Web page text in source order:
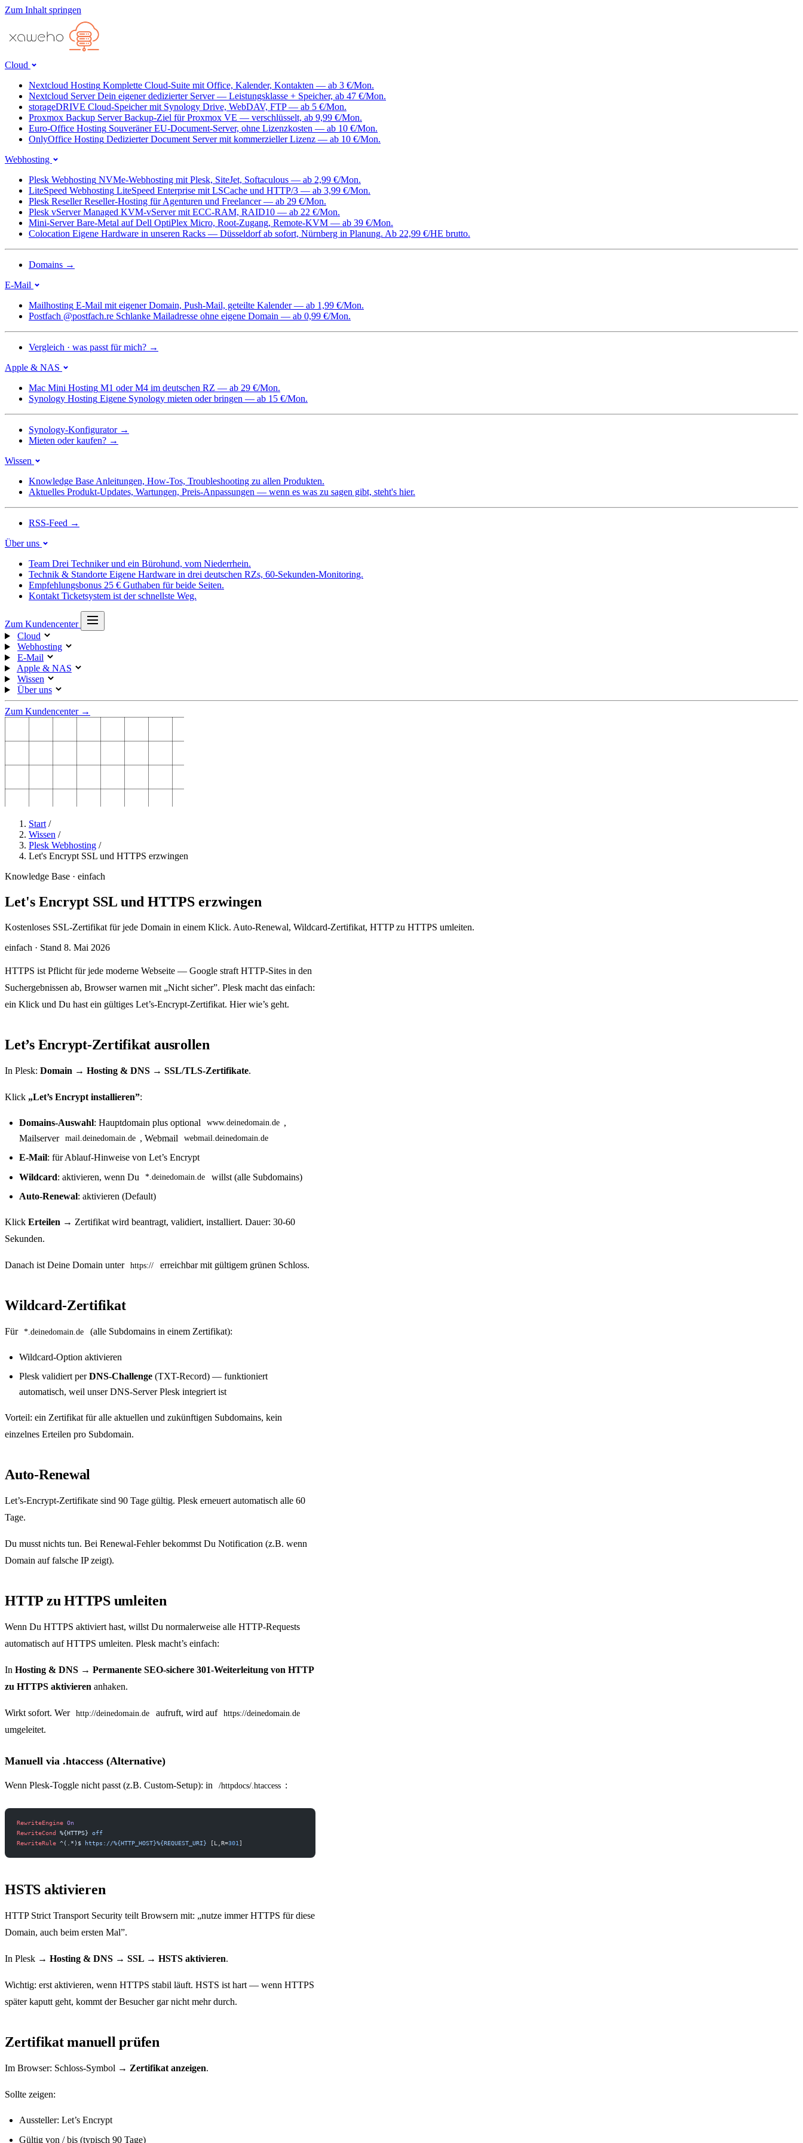
Zum Inhalt springen
Cloud
Nextcloud Hosting Komplette Cloud-Suite mit Office, Kalender, Kontakten — ab 3 €/Mon.
Nextcloud Server Dein eigener dedizierter Server — Leistungsklasse + Speicher, ab 47 €/Mon.
storageDRIVE Cloud-Speicher mit Synology Drive, WebDAV, FTP — ab 5 €/Mon.
Proxmox Backup Server Backup-Ziel für Proxmox VE — verschlüsselt, ab 9,99 €/Mon.
Euro-Office Hosting Souveräner EU-Document-Server, ohne Lizenzkosten — ab 10 €/Mon.
OnlyOffice Hosting Dedizierter Document Server mit kommerzieller Lizenz — ab 10 €/Mon.
Webhosting
Plesk Webhosting NVMe-Webhosting mit Plesk, SiteJet, Softaculous — ab 2,99 €/Mon.
LiteSpeed Webhosting LiteSpeed Enterprise mit LSCache und HTTP/3 — ab 3,99 €/Mon.
Plesk Reseller Reseller-Hosting für Agenturen und Freelancer — ab 29 €/Mon.
Plesk vServer Managed KVM-vServer mit ECC-RAM, RAID10 — ab 22 €/Mon.
Mini-Server Bare-Metal auf Dell OptiPlex Micro, Root-Zugang, Remote-KVM — ab 39 €/Mon.
Colocation Eigene Hardware in unseren Racks — Düsseldorf ab sofort, Nürnberg in Planung. Ab 22,99 €/HE brutto.
Domains →
E-Mail
Mailhosting E-Mail mit eigener Domain, Push-Mail, geteilte Kalender — ab 1,99 €/Mon.
Postfach @postfach.re Schlanke Mailadresse ohne eigene Domain — ab 0,99 €/Mon.
Vergleich · was passt für mich? →
Apple & NAS
Mac Mini Hosting M1 oder M4 im deutschen RZ — ab 29 €/Mon.
Synology Hosting Eigene Synology mieten oder bringen — ab 15 €/Mon.
Synology-Konfigurator →
Mieten oder kaufen? →
Wissen
Knowledge Base Anleitungen, How-Tos, Troubleshooting zu allen Produkten.
Aktuelles Produkt-Updates, Wartungen, Preis-Anpassungen — wenn es was zu sagen gibt, steht's hier.
RSS-Feed →
Über uns
Team Drei Techniker und ein Bürohund, vom Niederrhein.
Technik & Standorte Eigene Hardware in drei deutschen RZs, 60-Sekunden-Monitoring.
Empfehlungsbonus 25 € Guthaben für beide Seiten.
Kontakt Ticketsystem ist der schnellste Weg.
Zum Kundencenter
Cloud
Webhosting
E-Mail
Apple & NAS
Wissen
Über uns
Zum Kundencenter →
Start /
Wissen /
Plesk Webhosting /
Let's Encrypt SSL und HTTPS erzwingen
Knowledge Base · einfach
Let's Encrypt SSL und HTTPS erzwingen
Kostenloses SSL-Zertifikat für jede Domain in einem Klick. Auto-Renewal, Wildcard-Zertifikat, HTTP zu HTTPS umleiten.
einfach · Stand 8. Mai 2026
HTTPS ist Pflicht für jede moderne Webseite — Google straft HTTP-Sites in den
Suchergebnissen ab, Browser warnen mit „Nicht sicher”. Plesk macht das einfach:
ein Klick und Du hast ein gültiges Let’s-Encrypt-Zertifikat. Hier wie’s geht.
Let’s Encrypt-Zertifikat ausrollen
In Plesk: Domain → Hosting & DNS → SSL/TLS-Zertifikate.
Klick „Let’s Encrypt installieren”:
Domains-Auswahl: Hauptdomain plus optional www.deinedomain.de ,
Mailserver
mail.deinedomain.de , Webmail webmail.deinedomain.de
E-Mail: für Ablauf-Hinweise von Let’s Encrypt
Wildcard: aktivieren, wenn Du *.deinedomain.de
willst (alle Subdomains)
Auto-Renewal: aktivieren (Default)
Klick Erteilen → Zertifikat wird beantragt, validiert, installiert. Dauer: 30-60
Sekunden.
Danach ist Deine Domain unter https:// erreichbar mit gültigem grünen Schloss.
Wildcard-Zertifikat
Für *.deinedomain.de (alle Subdomains in einem Zertifikat):
Wildcard-Option aktivieren
Plesk validiert perDNS-Challenge (TXT-Record) — funktioniert
automatisch, weil unser DNS-Server Plesk integriert ist
Vorteil: ein Zertifikat für alle aktuellen und zukünftigen Subdomains, kein
einzelnes Erteilen pro Subdomain.
Auto-Renewal
Let’s-Encrypt-Zertifikate sind 90 Tage gültig. Plesk erneuert automatisch alle 60
Tage.
Du musst nichts tun. Bei Renewal-Fehler bekommst Du Notification (z.B. wenn
Domain auf falsche IP zeigt).
HTTP zu HTTPS umleiten
Wenn Du HTTPS aktiviert hast, willst Du normalerweise alle HTTP-Requests
automatisch auf HTTPS umleiten. Plesk macht’s einfach:
In Hosting & DNS → Permanente SEO-sichere 301-Weiterleitung von HTTP
zu HTTPS aktivieren anhaken.
Wirkt sofort. Wer http://deinedomain.de aufruft, wird auf https://deinedomain.de
umgeleitet.
Manuell via .htaccess (Alternative)
Wenn Plesk-Toggle nicht passt (z.B. Custom-Setup): in /httpdocs/.htaccess :
RewriteEngine On
RewriteCond %{HTTPS} off
RewriteRule ^(.*)$ https://%{HTTP_HOST}%{REQUEST_URI} [L,R=301
HSTS aktivieren
HTTP Strict Transport Security teilt Browsern mit: „nutze immer HTTPS für diese
Domain, auch beim ersten Mal”.
In Plesk → Hosting & DNS → SSL → HSTS aktivieren.
Wichtig: erst aktivieren, wenn HTTPS stabil läuft. HSTS ist hart — wenn HTTPS
später kaputt geht, kommt der Besucher gar nicht mehr durch.
Zertifikat manuell prüfen
Im Browser: Schloss-Symbol → Zertifikat anzeigen.
Sollte zeigen:
Aussteller: Let’s Encrypt
Gültig von / bis (typisch 90 Tage)